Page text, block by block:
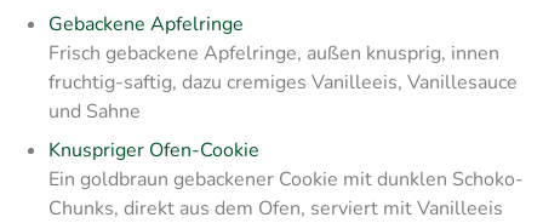
Gebackene Apfelringe
Frisch gebackene Apfelringe, außen knusprig, innen
fruchtig-saftig, dazu cremiges Vanilleeis, Vanillesauce
und Sahne
Knuspriger Ofen-Cookie
Ein goldbraun gebackener Cookie mit dunklen Schoko-
Chunks, direkt aus dem Ofen, serviert mit Vanilleeis